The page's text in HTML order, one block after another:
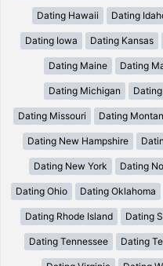
Dating Hawaii Dating
Dating Iowa Dating Kansas
Dating Maine Dating
Dating Michigan
Dating Missouri Dating
Dating New Hampshire
Dating New York Dating
Dating Ohio Dating Oklahoma
Dating Rhode Island Dating
Dating Tennessee Dating